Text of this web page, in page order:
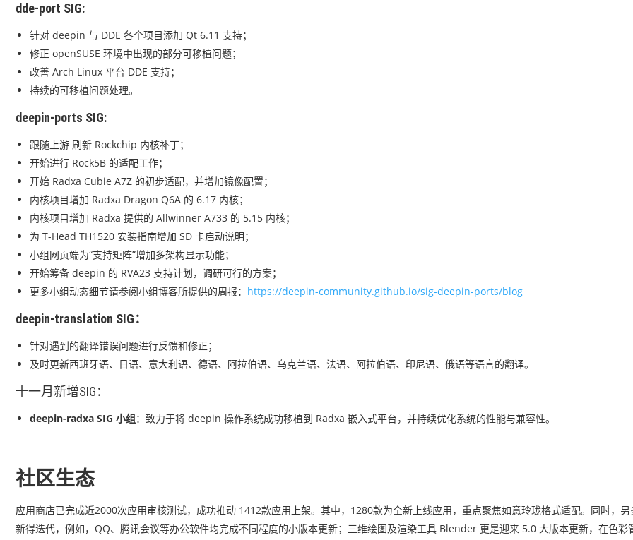
dde-port SIG:
针对 deepin 与 DDE 各个项目添加 Qt 6.11 支持；
修正 openSUSE 环境中出现的部分可移植问题；
改善 Arch Linux 平台 DDE 支持；
持续的可移植问题处理。
deepin-ports SIG:
跟随上游 刷新 Rockchip 内核补丁；
开始进行 Rock5B 的适配工作；
开始 Radxa Cubie A7Z 的初步适配，并增加镜像配置；
内核项目增加 Radxa Dragon Q6A 的 6.17 内核；
内核项目增加 Radxa 提供的 Allwinner A733 的 5.15 内核；
为 T-Head TH1520 安装指南增加 SD 卡启动说明；
小组网页端为“支持矩阵”增加多架构显示功能；
开始筹备 deepin 的 RVA23 支持计划，调研可行的方案；
更多小组动态细节请参阅小组博客所提供的周报： https://deepin-community.github.io/sig-deepin-ports/blog
deepin-translation SIG：
针对遇到的翻译错误问题进行反馈和修正；
及时更新西班牙语、日语、意大利语、德语、阿拉伯语、乌克兰语、法语、阿拉伯语、印尼语、俄语等语言的翻译。
十一月新增SIG：
deepin-radxa SIG 小组：致力于将 deepin 操作系统成功移植到 Radxa 嵌入式平台，并持续优化系统的性能与兼容性。
社区生态
应用商店已完成近2000次应用审核测试，成功推动 1412款应用上架。其中，1280款为全新上线应用，重点聚焦如意玲珑格式适配。同时，
新得迭代，例如，QQ、腾讯会议等办公软件均完成不同程度的小版本更新；三维绘图及渲染工具 Blender 更是迎来 5.0 大版本更新，在色彩